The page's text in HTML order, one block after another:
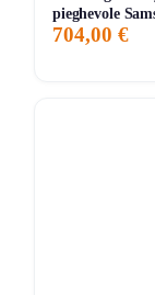
106,00€
ATTUALE MINIMO
pieghevole
704,00 €